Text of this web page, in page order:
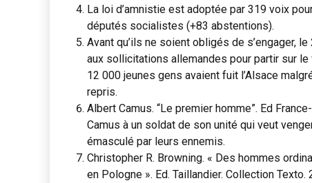
La loi d’amnistie est adoptée par 319 voix
députés socialistes (+83 abstentions).
Avant qu’ils ne soient obligés de s’engager,
aux sollicitations allemandes pour partir sur le
12 000 jeunes gens avaient fuit l’Alsace
repris.
Albert Camus. “Le premier homme”. Ed
Camus à un soldat de son unité qui veut
émasculé par leurs ennemis.
Christopher R. Browning. « Des hommes
en Pologne ». Ed. Taillandier. Collection